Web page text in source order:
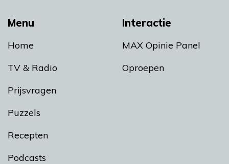
Menu
Home
TV & Radio
Prijsvragen
Puzzels
Recepten
Podcasts
Interactie
MAX Opinie Panel
Oproepen